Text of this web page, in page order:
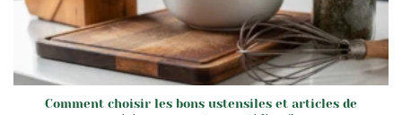
Comment choisir les bons ustensiles et articles de